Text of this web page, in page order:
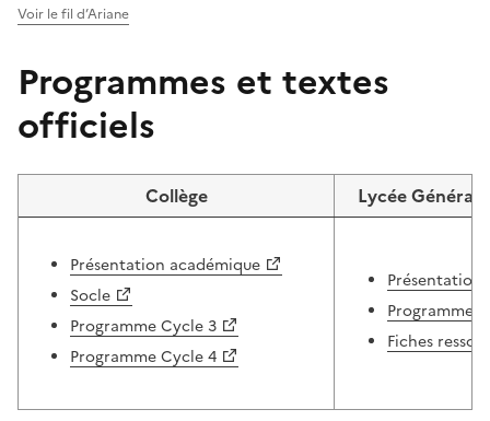
Voir le fil d’Ariane
Programmes et textes
officiels
Collège Lycée Général
Présentation académique
Socle
Programme Cycle 3
Programme Cycle 4
Présentation
Programme
Fiches